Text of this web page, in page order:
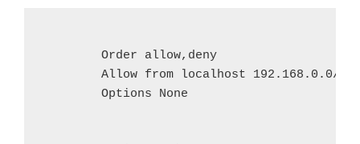
        Order allow,deny
        Allow from localhost 192.168.0.0/24
        Options None